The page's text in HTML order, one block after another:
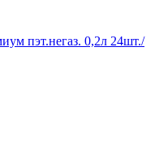
пэт.негаз. 0,2л 24шт./